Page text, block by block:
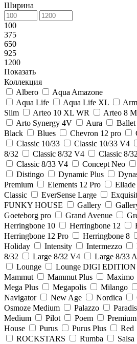
Ширина
100
375
650
925
1200
Показать
Коллекция
Albero
Aqua Amazone
Aqua Life
Aqua Life XL
Slim
Arteo 10 XL WR Arteo 8
Arto Synergy 4V
Aura Ballet
Black
Blues Chevron 12 pro
Classic 10/33
Classic 10/33 V4
8/32
Classic 8/32 V4 Classic 8/
Classic 8/33 V4
Concept Neo
Distingo
Dynamic Plus
Premium
Elements 12 Pro Ellade
Classic
EverSense Large Exquisit
FUNKY HOUSE
Gallery
Goeteborg pro
Grand Avenue
Herringbone 10
Herringbone 12
Herringbone 12 Pro
Herringbone 8
Holiday
Intensity Intermezzo
8/32
Large 8/32 V4 Large 8/33
Lounge
Lounge DIGI EDITION
Mammut
Mammut Plus Maximo
Mega Plus
Megapolis Milango
Navigator
New Age Nordica
Osmoze Medium
Palazzo
Medium
Pilot Poem Premium
House
Purus Purus Plus Red
ROCKSTARS
Rumba Salsa